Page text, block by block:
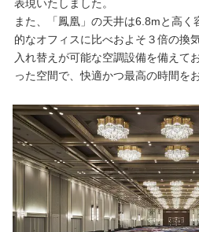
表現いたしました。
また、「鳳凰」の天井は6.8mと高
的なオフィスに比べおよそ３倍の換
入れ替えが可能な空調設備を備えて
った空間で、快適かつ最高の時間を